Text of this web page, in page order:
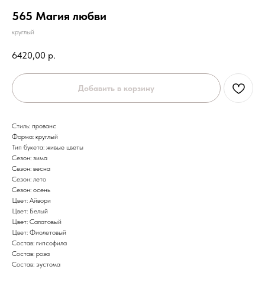
565 Магия любви
круглый
6420,00 р.
Добавить в корзину
Стиль: прованс
Форма: круглый
Тип букета: живые цветы
Сезон: зима
Сезон: весна
Сезон: лето
Сезон: осень
Цвет: Айвори
Цвет: Белый
Цвет: Салатовый
Цвет: Фиолетовый
Состав: гипсофила
Состав: роза
Состав: эустома